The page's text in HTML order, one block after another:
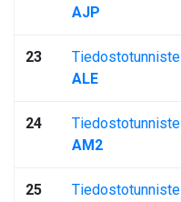
AJP
23
Tiedostotunniste
ALE
24
Tiedostotunniste
AM2
25
Tiedostotunniste